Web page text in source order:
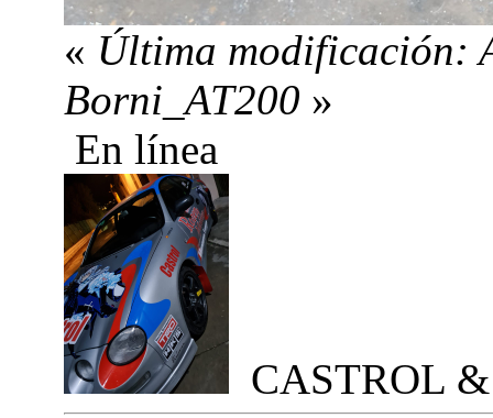
« Última modificación:
Borni_AT200 »
En línea
CASTROL